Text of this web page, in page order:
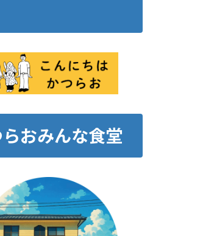
おみんな食堂